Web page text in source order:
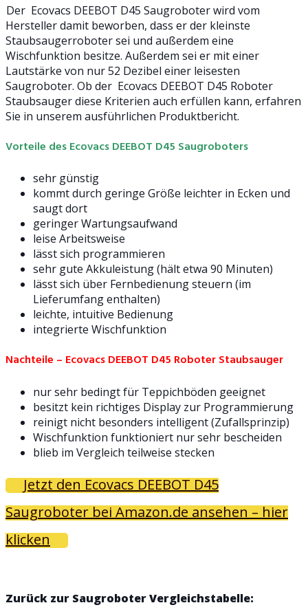
Der Ecovacs DEEBOT D45 Saugroboter wird vom
Hersteller damit beworben, dass er der kleinste
Staubsaugerroboter sei und außerdem eine
Wischfunktion besitze. Außerdem sei er mit einer
Lautstärke von nur 52 Dezibel einer leisesten
Saugroboter. Ob der Ecovacs DEEBOT D45 Roboter
Staubsauger diese Kriterien auch erfüllen kann, erfahren
Sie in unserem ausführlichen Produktbericht.
Vorteile des Ecovacs DEEBOT D45 Saugroboters
sehr günstig
kommt durch geringe Größe leichter in Ecken und
saugt dort
geringer Wartungsaufwand
leise Arbeitsweise
lässt sich programmieren
sehr gute Akkuleistung (hält etwa 90 Minuten)
lässt sich über Fernbedienung steuern (im
Lieferumfang enthalten)
leichte, intuitive Bedienung
integrierte Wischfunktion
Nachteile – Ecovacs DEEBOT D45 Roboter Staubsauger
nur sehr bedingt für Teppichböden geeignet
besitzt kein richtiges Display zur Programmierung
reinigt nicht besonders intelligent (Zufallsprinzip)
Wischfunktion funktioniert nur sehr bescheiden
blieb im Vergleich teilweise stecken
Jetzt den Ecovacs DEEBOT D45
Saugroboter bei Amazon.de ansehen – hier
klicken
Zurück zur Saugroboter Vergleichstabelle: